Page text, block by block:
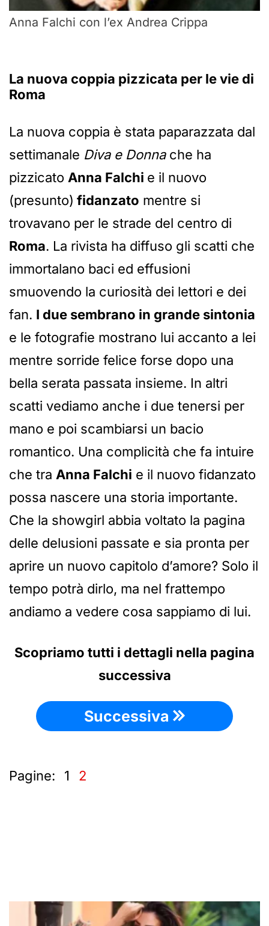
Anna Falchi con l’ex Andrea Crippa
La nuova coppia pizzicata per le vie di
Roma
La nuova coppia è stata paparazzata dal
settimanale Diva e Donnache ha
pizzicato Anna Falchi e il nuovo
(presunto) fidanzato mentre si
trovavano per le strade del centro di
Roma. La rivista ha diffuso gli scatti che
immortalano baci ed effusioni
smuovendo la curiosità dei lettori e dei
fan. I due sembrano in grande sintonia
e le fotografie mostrano lui accanto a lei
mentre sorride felice forse dopo una
bella serata passata insieme. In altri
scatti vediamo anche i due tenersi per
mano e poi scambiarsi un bacio
romantico. Una complicità che fa intuire
che tra Anna Falchi e il nuovo fidanzato
possa nascere una storia importante.
Che la showgirl abbia voltato la pagina
delle delusioni passate e sia pronta per
aprire un nuovo capitolo d’amore? Solo il
tempo potrà dirlo, ma nel frattempo
andiamo a vedere cosa sappiamo di lui.
Scopriamo tutti i dettagli nella pagina
successiva
Successiva
Pagine: 1 2